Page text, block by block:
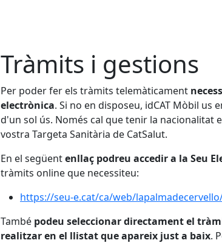
Tràmits i gestions
Per poder fer els tràmits telemàticament
electrònica. Si no en disposeu, idCAT Mòbil us
d'un sol ús. Només cal que tenir la nacionalitat
vostra Targeta Sanitària de CatSalut.
En el següentenllaç podreu accedir a la Seu
tràmits online que necessiteu:
https://seu-e.cat/ca/web/
També podeu seleccionar directament el
realitzar en el llistat que apareix just a baix.